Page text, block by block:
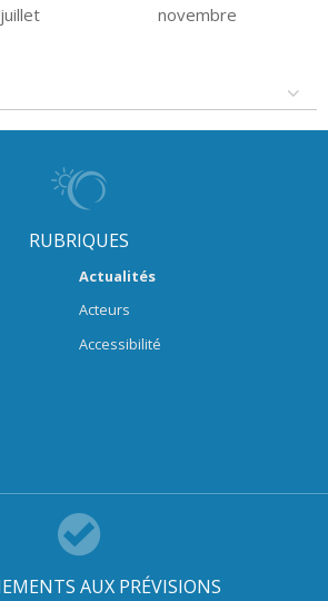
juillet
novembre
RUBRIQUES
Actualités
Acteurs
Accessibilité
AUX PRÉVISIONS